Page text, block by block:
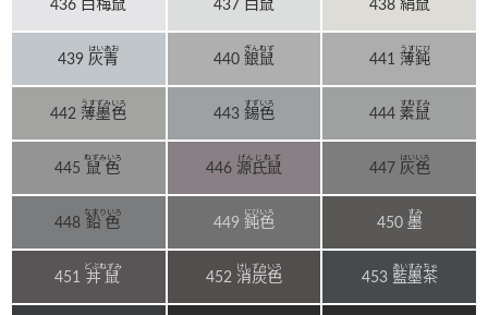
436 白梅鼠 437 白鼠 438 絹鼠
439 灰青
はいあお
440 銀鼠
ぎんねず
441 薄鈍
うすにび
442 薄墨色
うすずみいろ
443 錫色
すずいろ
444 素鼠
すねずみ
445 鼠色
ねずみいろ
446 源氏鼠
げんじねず
447 灰色
はいいろ
448 鉛色
なまりいろ
449 鈍色
にびいろ
450 墨
すみ
451 丼鼠
どぶねずみ
452 消炭色
けしずみいろ
453 藍墨茶
あいすみちゃ